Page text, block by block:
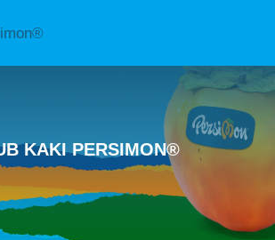
KAKI PERSIMON®